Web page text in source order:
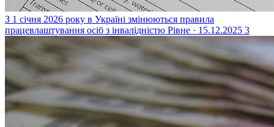
З 1 січня 2026 року в Україні змінюються правила
працевлаштування осіб з інвалідністю Рівне · 15.12.2025 3